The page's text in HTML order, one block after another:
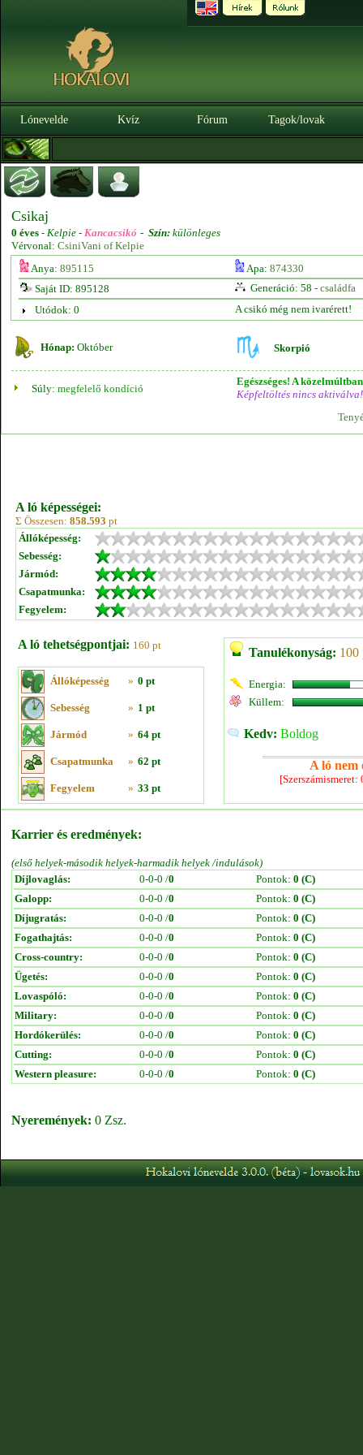
Lónevelde Kvíz Fórum Tagok/lovak
Csikaj
0 éves - Kelpie - Kancacsikó - Szín: különleges
Vérvonal: CsiniVani of Kelpie
Anya: 895115 Apa: 874330
Saját ID: 895128
Generáció: 58 - családfa
Utódok: 0
A csikó még nem ivarérett!
Hónap: Október Skorpió
Súly: megfelelő kondíció
Egészséges! A
Képfeltöltés nincs aktiválva!
A ló képességei:
Σ Összesen: 858.593 pt
Állóképesség:
Sebesség:
Jármód:
Csapatmunka:
Fegyelem:
A ló tehetségpontjai: 160 pt
Állóképesség » 0 pt
Sebesség » 1 pt
Jármód » 64 pt
Csapatmunka » 62 pt
Fegyelem » 33 pt
Tanulékonyság: 100
Energia:
Küllem:
Kedv: Boldog
A ló nem
Karrier és eredmények:
(első helyek-második helyek-harmadik helyek /indulások)
Díjlovaglás:
0-0-0 /0 Pontok: 0 (C)
Galopp:
0-0-0 /0 Pontok: 0 (C)
Díjugratás:
0-0-0 /0 Pontok: 0 (C)
Fogathajtás:
0-0-0 /0 Pontok: 0 (C)
Cross-country:
0-0-0 /0 Pontok: 0 (C)
Ügetés:
0-0-0 /0 Pontok: 0 (C)
Lovaspóló:
0-0-0 /0 Pontok: 0 (C)
Military:
0-0-0 /0 Pontok: 0 (C)
Hordókerülés:
0-0-0 /0 Pontok: 0 (C)
Cutting:
0-0-0 /0 Pontok: 0 (C)
Western pleasure:
0-0-0 /0 Pontok: 0 (C)
Nyeremények: 0 Zsz.